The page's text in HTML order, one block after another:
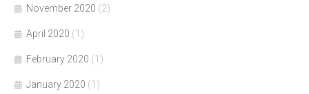
November 2020 (2)
April 2020 (1)
February 2020 (1)
January 2020 (1)